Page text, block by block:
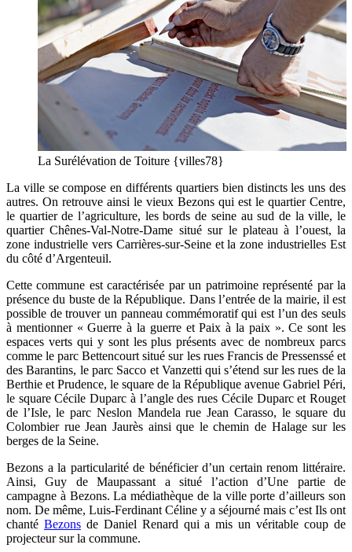
La Surélévation de Toiture {villes78}
La ville se compose en différents quartiers bien distincts les uns des
autres. On retrouve ainsi le vieux Bezons qui est le quartier Centre,
le quartier de l’agriculture, les bords de seine au sud de la ville, le
quartier Chênes-Val-Notre-Dame situé sur le plateau à l’ouest, la
zone industrielle vers Carrières-sur-Seine et la zone industrielles Est
du côté d’Argenteuil.
Cette commune est caractérisée par un patrimoine représenté par la
présence du buste de la République. Dans l’entrée de la mairie, il est
possible de trouver un panneau commémoratif qui est l’un des seuls
à mentionner « Guerre à la guerre et Paix à la paix ». Ce sont les
espaces verts qui y sont les plus présents avec de nombreux parcs
comme le parc Bettencourt situé sur les rues Francis de Pressenssé et
des Barantins, le parc Sacco et Vanzetti qui s’étend sur les rues de la
Berthie et Prudence, le square de la République avenue Gabriel Péri,
le square Cécile Duparc à l’angle des rues Cécile Duparc et Rouget
de l’Isle, le parc Neslon Mandela rue Jean Carasso, le square du
Colombier rue Jean Jaurès ainsi que le chemin de Halage sur les
berges de la Seine.
Bezons a la particularité de bénéficier d’un certain renom littéraire.
Ainsi, Guy de Maupassant a situé l’action d’Une partie de
campagne à Bezons. La médiathèque de la ville porte d’ailleurs son
nom. De même, Luis-Ferdinant Céline y a séjourné mais c’est Ils ont
chanté Bezonsde Daniel Renard qui a mis un véritable coup de
projecteur sur la commune.